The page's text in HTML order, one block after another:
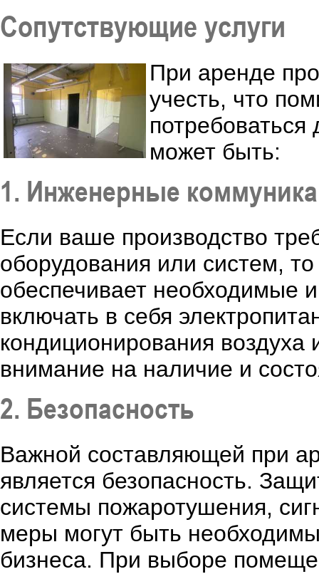
Сопутствующие услуги
При аренде
учесть, что
может быть:
1. Инженерные
Если ваше производство
оборудования или систем,
обеспечивает необходимые
включать в себя
кондиционирования
внимание на наличие и
2. Безопасность
Важной составляющей при
является безопасность.
системы пожаротушения,
меры могут быть
бизнеса. При выборе